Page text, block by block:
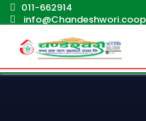
011-662914